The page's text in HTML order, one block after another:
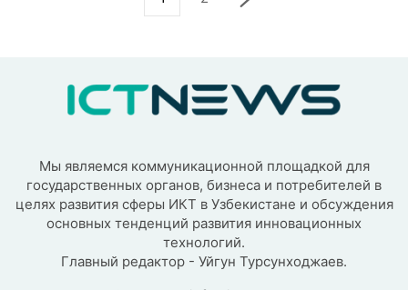
Мы являемся коммуникационной площадкой для
государственных органов, бизнеса и потребителей в
целях развития сферы ИКТ в Узбекистане и обсуждения
основных тенденций развития инновационных
технологий.
Главный редактор - Уйгун Турсунходжаев.